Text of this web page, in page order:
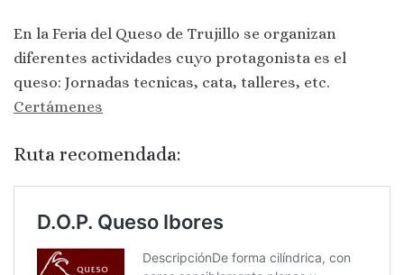
En la Feria del Queso de Trujillo se organizan
diferentes actividades cuyo protagonista es el
queso: Jornadas tecnicas, cata, talleres, etc.
Certámenes
Ruta recomendada: